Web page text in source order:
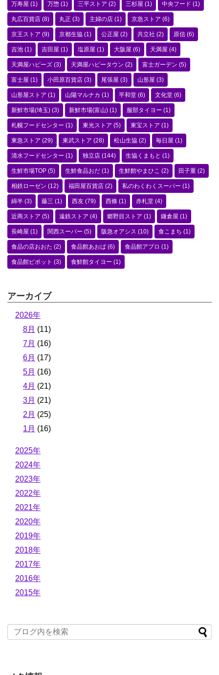
万寿屋 (1) 万惣 (1) 三平ストア (2) 三杉屋 (1) 中央フード (1)
丸広百貨店 (8) 丸正 (3) 主婦の店 (1) 京急ストア (6)
京王ストア (9) 京都生協 (1) 公正屋 (2) 共立社 (2) 原信 (6)
吉池 (1) 吉田屋 (1) 塩原屋 (1) 大阪屋 (6) 天満屋 (4)
天満屋ハピーズ (3) 天満屋ハピータウン (2) 富士ガーデン (5)
富士屋 (1) 小田原百貨店 (3) 尾張屋 (3) 山形屋 (3)
山形屋ストア (1) 山陽マルナカ (1) 平和堂 (6) 文化堂 (6)
新鮮市場(埼玉) (3) 新鮮市場(富山) (1) 服部タイヨー (1)
札幌フードセンター (1) 東光ストア (5) 東宝ストア (1)
東急ストア (29) 東武ストア (28) 松山生協 (2) 毎日屋 (1)
清水フードセンター (1) 独立店 (144) 生協くまもと (1)
生鮮市場TOP (5) 生鮮食品おだ (1) 生鮮館やまひこ (2) 田子重 (2)
相鉄ローゼン (12) 福田屋百貨店 (2) 私のわくわくスーパー (1)
綿半 (3) 藤三 (1) 西友 (79) 西條 (1) 赤札堂 (4)
近商ストア (5) 遠鉄ストア (4) 郷野目ストア (1) 鎌倉屋 (1)
長崎屋 (1) 関西スーパー (5) 阪急オアシス (10) 食こまち (1)
食品の店おおた (2) 食品館あおば (6) 食品館アプロ (1)
食品館ピボット (3) 食鮮館タイヨー (1)
アーカイブ
2026年
8月 (11)
7月 (16)
6月 (17)
5月 (16)
4月 (21)
3月 (21)
2月 (25)
1月 (16)
2025年
2024年
2023年
2022年
2021年
2020年
2019年
2018年
2017年
2016年
2015年